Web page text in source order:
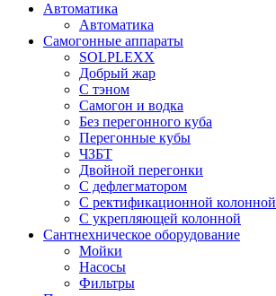
Автоматика
Автоматика
Самогонные аппараты
SOLPLEXX
Добрый жар
С тэном
Самогон и водка
Без перегонного куба
Перегонные кубы
ЧЗБТ
Двойной перегонки
С дефлегматором
С ректификационной колонной
С укрепляющей колонной
Сантнехническое оборудование
Мойки
Насосы
Фильтры